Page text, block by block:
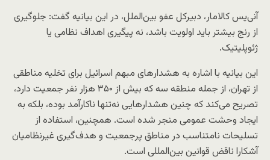
آنی‌یس کالامار، دبیرکل عفو بین‌الملل، در این بیانیه گفت: جلوگیری
از رنج بیشتر باید اولویت باشد، نه پیگیری اهداف نظامی یا
ژئوپلیتیک.
این بیانیه با اشاره به هشدارهای مبهم اسرائیل برای تخلیه مناطقی
از تهران، از جمله منطقه سه که بیش از ۳۵۰ هزار نفر جمعیت دارد،
تصریح می‌کند که چنین هشدارهایی نه‌تنها ناکارآمد بوده، بلکه به
ایجاد وحشت عمومی منجر شده است. همچنین، استفاده از
تسلیحات نامتناسب در مناطق پرجمعیت و هدف‌گیری غیرنظامیان
آشکارا ناقض قوانین بین‌المللی است.